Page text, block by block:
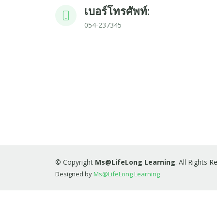
เบอร์โทรศัพท์:
054-237345
© Copyright Ms@LifeLong Learning. All Rights
Designed byMs@LifeLong Learning